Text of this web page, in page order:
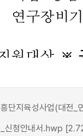
단지육성사업(대전
_신청안내서.hwp